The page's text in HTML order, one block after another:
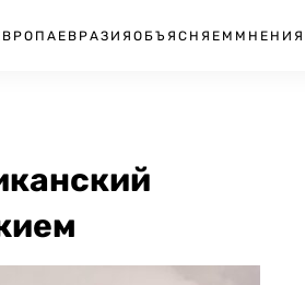
ЕВРАЗИЯ ОБЪЯСНЯЕМ МНЕНИЯ